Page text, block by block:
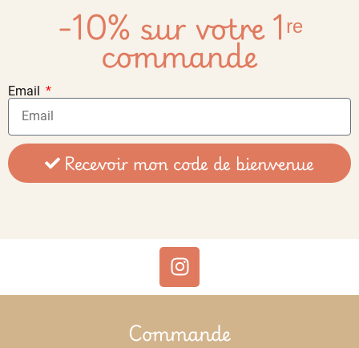
-10% sur votre 1ʳᵉ
commande
Email
Recevoir mon code de bienvenue
Commande